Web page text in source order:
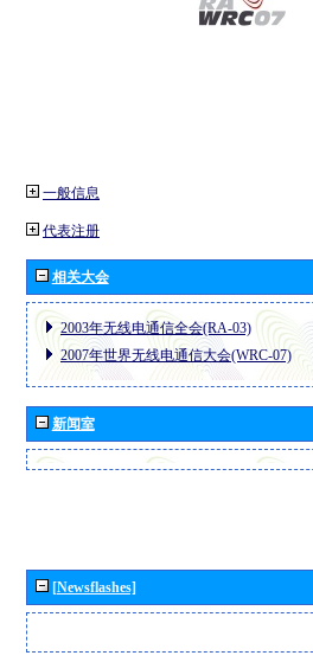
一般信息
代表注册
相关大会
2003年无线电通信全会(RA-03)
2007年世界无线电通信大会(WRC-07)
新闻室
[Newsflashes]